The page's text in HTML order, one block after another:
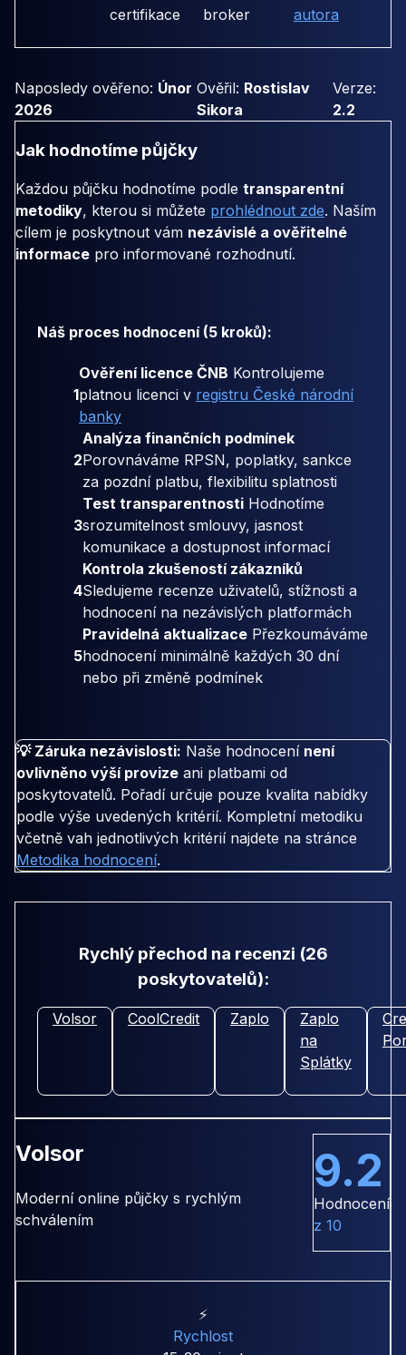
certifikace
broker
autora
Naposledy ověřeno: Únor
2026
Ověřil: Rostislav
Sikora
Verze:
2.2
Jak hodnotíme půjčky
Každou půjčku hodnotíme podle transparentní
metodiky, kterou si můžete prohlédnout zde. Naším
cílem je poskytnout vám nezávislé a ověřitelné
informace pro informované rozhodnutí.
Náš proces hodnocení (5 kroků):
1
Ověření licence ČNB Kontrolujeme
platnou licenci v registru České národní
banky
2
Analýza finančních podmínek
Porovnáváme RPSN, poplatky, sankce
za pozdní platbu, flexibilitu splatnosti
3
Test transparentnosti Hodnotíme
srozumitelnost smlouvy, jasnost
komunikace a dostupnost informací
4
Kontrola zkušeností zákazníků
Sledujeme recenze uživatelů, stížnosti a
hodnocení na nezávislých platformách
5
Pravidelná aktualizace Přezkoumáváme
hodnocení minimálně každých 30 dní
nebo při změně podmínek
💡 Záruka nezávislosti: Naše hodnocení není
ovlivněno výší provize ani platbami od
poskytovatelů. Pořadí určuje pouze kvalita nabídky
podle výše uvedených kritérií. Kompletní metodiku
včetně vah jednotlivých kritérií najdete na stránce
Metodika hodnocení.
Rychlý přechod na recenzi (26
poskytovatelů):
Volsor CoolCredit Zaplo
Zaplo
na
Splátky
Volsor
Moderní online půjčky s rychlým
schválením
9.2
Hodnocení
z 10
⚡
Rychlost